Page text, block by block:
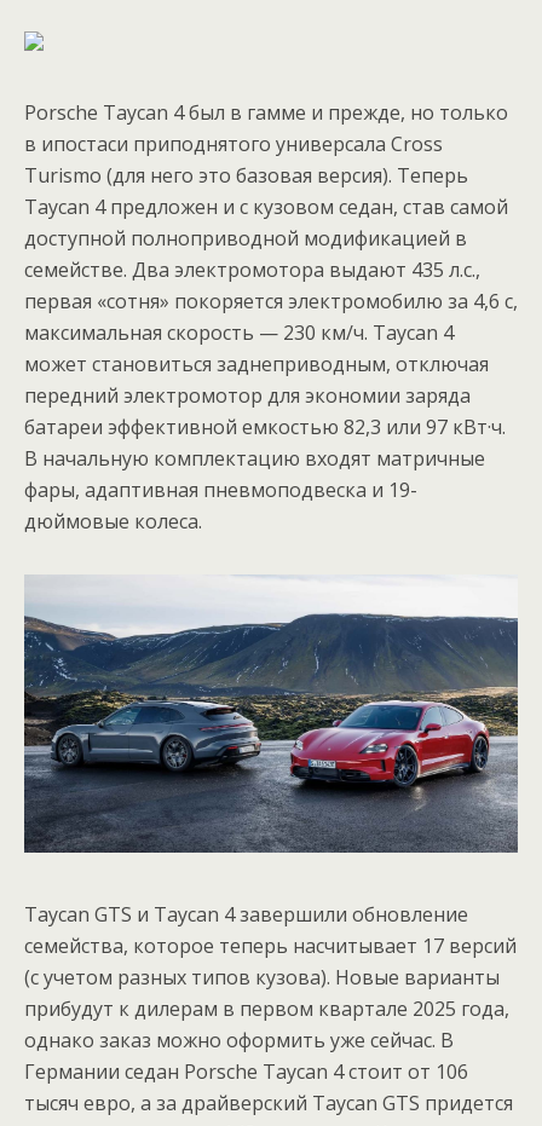
Porsche Taycan 4 был в гамме и прежде, но только
в ипостаси приподнятого универсала Cross
Turismo (для него это базовая версия). Теперь
Taycan 4 предложен и с кузовом седан, став самой
доступной полноприводной модификацией в
семействе. Два электромотора выдают 435 л.с.,
первая «сотня» покоряется электромобилю за 4,6 с,
максимальная скорость — 230 км/ч. Taycan 4
может становиться заднеприводным, отключая
передний электромотор для экономии заряда
батареи эффективной емкостью 82,3 или 97 кВт·ч.
В начальную комплектацию входят матричные
фары, адаптивная пневмоподвеска и 19-
дюймовые колеса.
Taycan GTS и Taycan 4 завершили обновление
семейства, которое теперь насчитывает 17 версий
(с учетом разных типов кузова). Новые варианты
прибудут к дилерам в первом квартале 2025 года,
однако заказ можно оформить уже сейчас. В
Германии седан Porsche Taycan 4 стоит от 106
тысяч евро, а за драйверский Taycan GTS придется